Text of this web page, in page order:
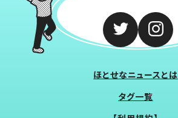
ほとせなニュースとは
タグ一覧